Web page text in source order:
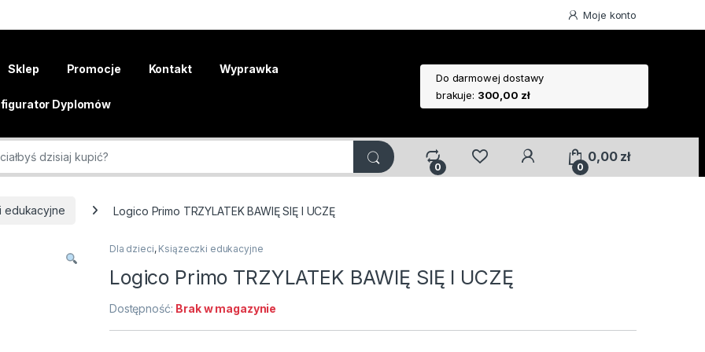
Moje konto
Sklep Promocje Kontakt Wyprawka
Dyplomów
Do darmowej dostawy
brakuje: 300,00 zł
0 0
0,00 zł
edukacyjne Logico Primo TRZYLATEK BAWIĘ SIĘ I UCZĘ
Dla dzieci, Ksiązeczki edukacyjne
Logico Primo TRZYLATEK BAWIĘ SIĘ I UCZĘ
Dostępność: Brak w magazynie